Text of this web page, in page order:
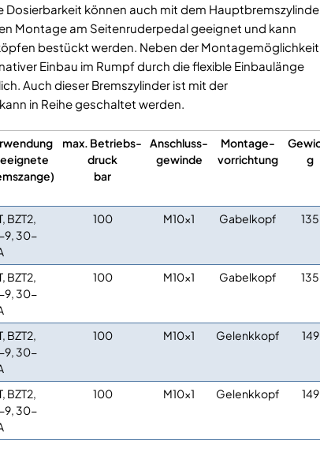
können auch mit dem
Montage am Seitenruderpedal geeignet und kann
bestückt werden. Neben der Montagemöglichkeit
Einbau im Rumpf durch die flexible Einbaulänge
Auch dieser Bremszylinder ist mit der
in Reihe geschaltet werden.
max. Betriebs-
druck
bar
Anschluss-
gewinde
Montage-
vorrichtung
g
BZT2,
9, 30-
100 M10x1 Gabelkopf 135
BZT2,
9, 30-
100 M10x1 Gabelkopf 135
BZT2,
9, 30-
100 M10x1 Gelenkkopf 149
BZT2,
9, 30-
100 M10x1 Gelenkkopf 149